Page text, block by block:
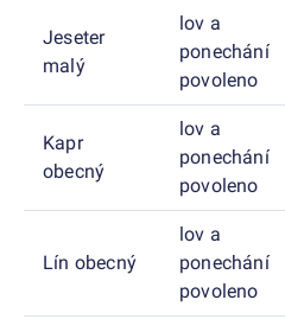
Jeseter
malý
lov a
ponechání
povoleno
Kapr
obecný
lov a
ponechání
povoleno
Lín obecný
lov a
ponechání
povoleno